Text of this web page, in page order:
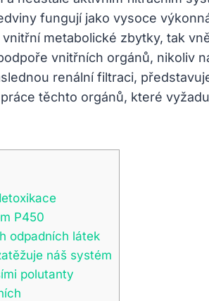
fungují jako vysoce
metabolické zbytky, tak
vnitřních orgánů, nikoliv
renální filtraci,
těchto orgánů, které
P450
odpadních látek
náš systém
polutanty